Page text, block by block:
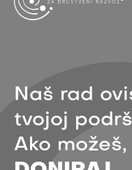
Naš rad
tvojoj
Ako možeš,